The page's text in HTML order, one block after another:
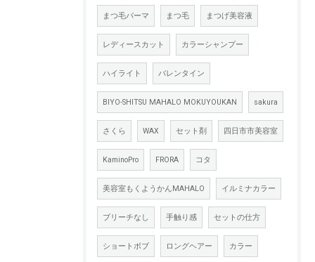
まつ毛パーマ まつ毛 まつげ美容液
レディースカット カラーシャンプー
ハイライト バレンタイン
BIYO-SHITSU MAHALO MOKUYOUKAN sakura
さくら WAX セット剤 四日市市美容室
KaminoPro FRORA コタ
美容室もくようかんMAHALO イルミナカラー
ブリーチなし 手触り感 セットの仕方
ショートボブ ロングヘアー カラー